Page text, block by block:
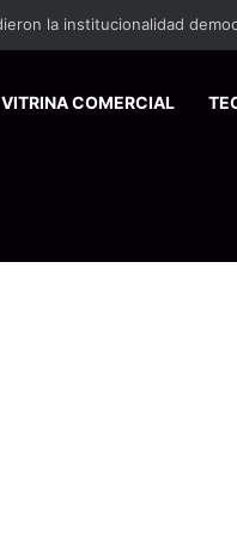
VITRINA COMERCIAL